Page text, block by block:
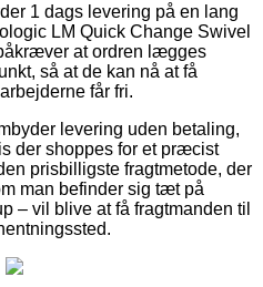
1 dags levering på en lang
LM Quick Change Swivel
at ordren lægges
så at de kan nå at få
får fri.
levering uden betaling,
der shoppes for et præcist
prisbilligste fragtmetode, der
man befinder sig tæt på
– vil blive at få fragtmanden til